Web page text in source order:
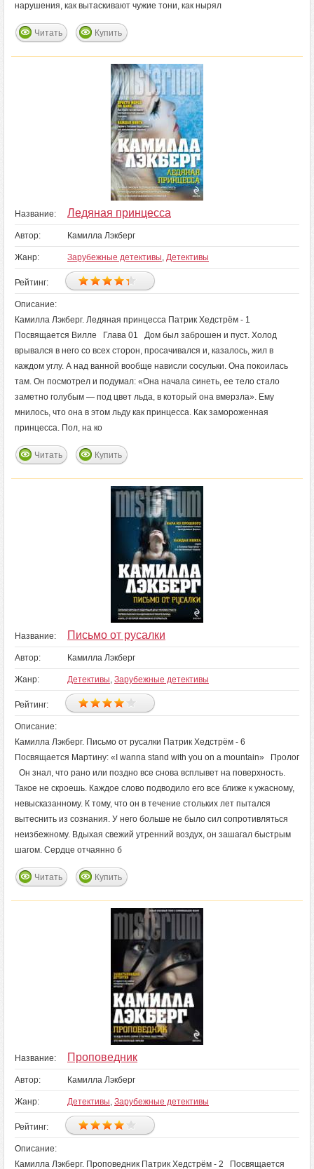
нарушения, как вытаскивают чужие тони, как нырял
Читать Купить
Название: Ледяная принцесса
Автор: Камилла Лэкберг
Жанр: Зарубежные детективы, Детективы
Рейтинг:
Описание:
Камилла Лэкберг. Ледяная принцесса Патрик Хедстрём - 1
Посвящается Вилле Глава 01 Дом был заброшен и пуст. Холод
врывался в него со всех сторон, просачивался и, казалось, жил в
каждом углу. А над ванной вообще нависли сосульки. Она покоилась
там. Он посмотрел и подумал: «Она начала синеть, ее тело стало
заметно голубым — под цвет льда, в который она вмерзла». Ему
мнилось, что она в этом льду как принцесса. Как замороженная
принцесса. Пол, на ко
Читать Купить
Название: Письмо от русалки
Автор: Камилла Лэкберг
Жанр: Детективы, Зарубежные детективы
Рейтинг:
Описание:
Камилла Лэкберг. Письмо от русалки Патрик Хедстрём - 6
Посвящается Мартину: «I wanna stand with you on a mountain» Пролог
Он знал, что рано или поздно все снова всплывет на поверхность.
Такое не скроешь. Каждое слово подводило его все ближе к ужасному,
невысказанному. К тому, что он в течение стольких лет пытался
вытеснить из сознания. У него больше не было сил сопротивляться
неизбежному. Вдыхая свежий утренний воздух, он зашагал быстрым
шагом. Сердце отчаянно б
Читать Купить
Название: Проповедник
Автор: Камилла Лэкберг
Жанр: Детективы, Зарубежные детективы
Рейтинг:
Описание:
Камилла Лэкберг. Проповедник Патрик Хедстрём - 2 Посвящается